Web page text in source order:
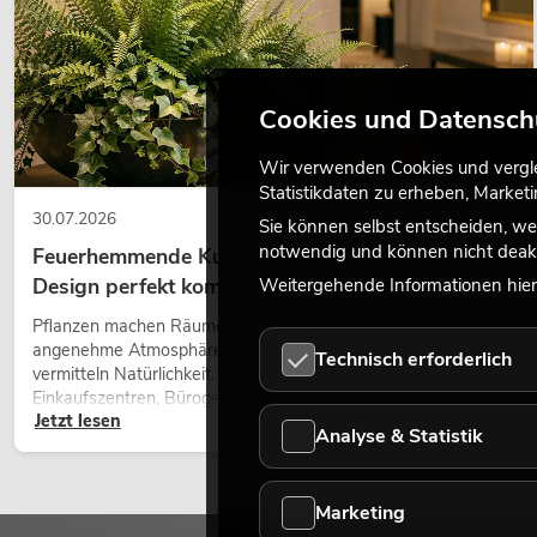
30.07.2026
Feuerhemmende Kunstpflanzen: Sicherheit und
Design perfekt kombiniert
Pflanzen machen Räume lebendig. Sie schaffen eine
angenehme Atmosphäre, verbessern das Ambiente und
vermitteln Natürlichkeit. Ob in Hotels, Restaurants,
Einkaufszentren, Bürogebäuden oder auf Messeständen: eine
hochwertige Begrünung gehört heute längst zum modernen
Raumkonzept.
Jetzt lesen
Cookies und
Wir verwenden Cookies und
Statistikdaten zu erheben,
Sie können selbst entscheiden,
notwendig und können nicht
Weitergehende Informationen
Technisch erforderlich
Analyse & Statistik
Marketing